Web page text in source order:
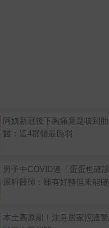
阿姨新冠後下胸痛竟是咳到
醫：這4群體最脆弱
男子中COVID連「蛋蛋也確
尿科醫師：雖有好轉但未能
本土高原期！注意居家照護